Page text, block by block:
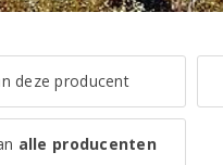
deze producent
alle producenten